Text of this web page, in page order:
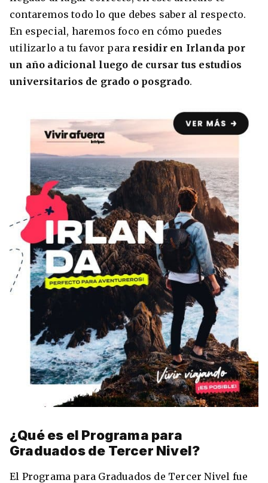
Australia permitirá la entrada de
estudiantes y trabajadores cualificados
vacunados contra el Covid-19
Agustina Fontirroig 23/11/2021
8 ciudades para tomar cursos de inglés
intensivo
Barbie Castoldi 09/11/2021
América
Brasil
Canadá
Ecuador
México
VER TODOS LOS PAÍSES
Estudia Inglés frente al Mediterráneo
Estudia un Bachelor de IT en Cork
Estudia Business en Auckland
Condiciones
ENVIAR
contaremos todo lo que debes saber al respecto.
En especial, haremos foco en cómo puedes
utilizarlo a tu favor para residir en Irlanda por
un año adicional luego de cursar tus estudios
universitarios de grado o posgrado.
¿Qué es el Programa para
Graduados de Tercer Nivel?
El Programa para Graduados de Tercer Nivel fue